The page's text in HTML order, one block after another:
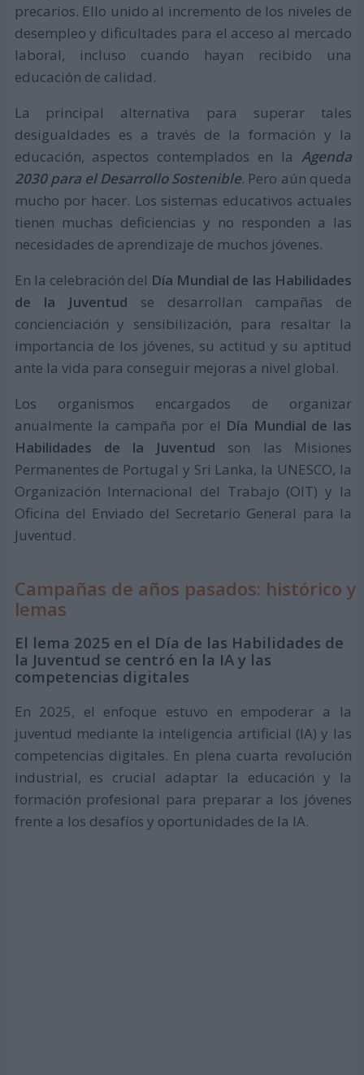
precarios. Ello unido al incremento de los niveles de
desempleo y dificultades para el acceso al mercado
laboral, incluso cuando hayan recibido una
educación de calidad.
La principal alternativa para superar tales
desigualdades es a través de la formación y la
educación, aspectos contemplados en la Agenda
2030 para el Desarrollo Sostenible. Pero aún queda
mucho por hacer. Los sistemas educativos actuales
tienen muchas deficiencias y no responden a las
necesidades de aprendizaje de muchos jóvenes.
En la celebración del Día Mundial de las Habilidades
de la Juventud se desarrollan campañas de
concienciación y sensibilización, para resaltar la
importancia de los jóvenes, su actitud y su aptitud
ante la vida para conseguir mejoras a nivel global.
Los organismos encargados de organizar
anualmente la campaña por el Día Mundial de las
Habilidades de la Juventud son las Misiones
Permanentes de Portugal y Sri Lanka, la UNESCO, la
Organización Internacional del Trabajo (OIT) y la
Oficina del Enviado del Secretario General para la
Juventud.
Campañas de años pasados: histórico y
lemas
El lema 2025 en el Día de las Habilidades de
la Juventud se centró en la IA y las
competencias digitales
En 2025, el enfoque estuvo en empoderar a la
juventud mediante la inteligencia artificial (IA) y las
competencias digitales. En plena cuarta revolución
industrial, es crucial adaptar la educación y la
formación profesional para preparar a los jóvenes
frente a los desafíos y oportunidades de la IA.